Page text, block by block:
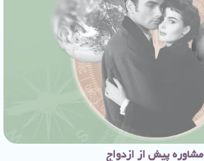
مشاوره پیش از ازدواج